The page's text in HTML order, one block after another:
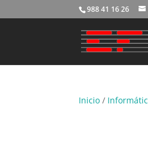
988 41 16 26
Inicio /